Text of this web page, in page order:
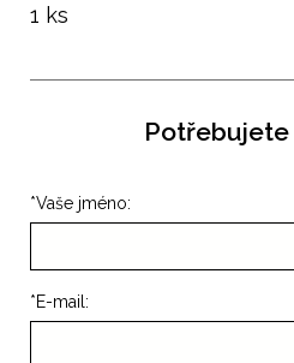
1 ks
Vaše jméno:
*
E-mail:
*